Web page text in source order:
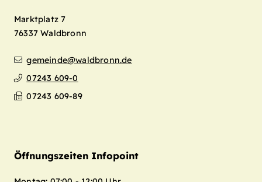
Marktplatz 7
76337 Waldbronn
gemeinde@waldbronn.de
07243 609-0
07243 609-89
Öffnungszeiten Infopoint